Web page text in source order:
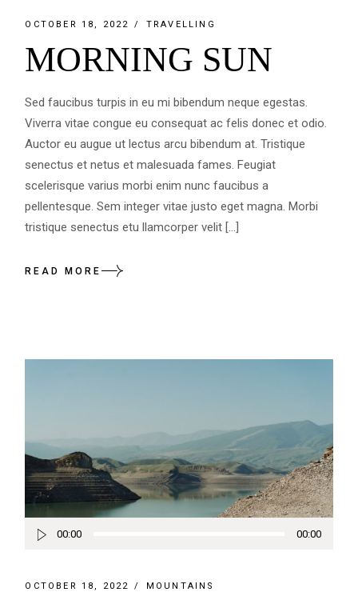
OCTOBER 18, 2022 TRAVELLING
MORNING SUN
Sed faucibus turpis in eu mi bibendum neque egestas.
Viverra vitae congue eu consequat ac felis donec et odio.
Auctor eu augue ut lectus arcu bibendum at. Tristique
senectus et netus et malesuada fames. Feugiat
scelerisque varius morbi enim nunc faucibus a
pellentesque. Sem integer vitae justo eget magna. Morbi
tristique senectus etu llamcorper velit […]
READ MORE
Audio
00:00 00:00
OCTOBER 18, 2022 MOUNTAINS